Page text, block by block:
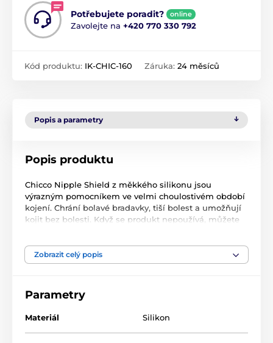
Potřebujete poradit? online
Zavolejte na +420 770 330 792
Kód produktu: IK-CHIC-160 Záruka: 24 měsíců
Popis a parametry
Popis produktu
Chicco Nipple Shield z měkkého silikonu jsou
výrazným pomocníkem ve velmi choulostivém období
kojení. Chrání bolavé bradavky, tiší bolest a umožňují
kojit bez bolesti. Když se produkt nepoužívá, můžete
Zobrazit celý popis
Parametry
Materiál Silikon